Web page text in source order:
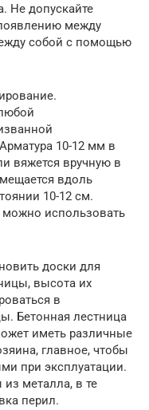
Не допускайте
между
собой с помощью
10-12 мм в
вяжется вручную в
вдоль
10-12 см.
использовать
доски для
высота их
в
Бетонная лестница
иметь различные
главное, чтобы
при эксплуатации.
металла, в те
перил.